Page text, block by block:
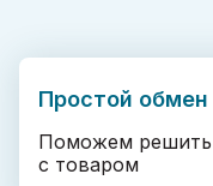
Простой обмен
Поможем
с товаром